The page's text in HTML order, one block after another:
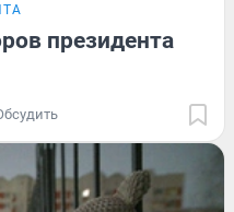
президента